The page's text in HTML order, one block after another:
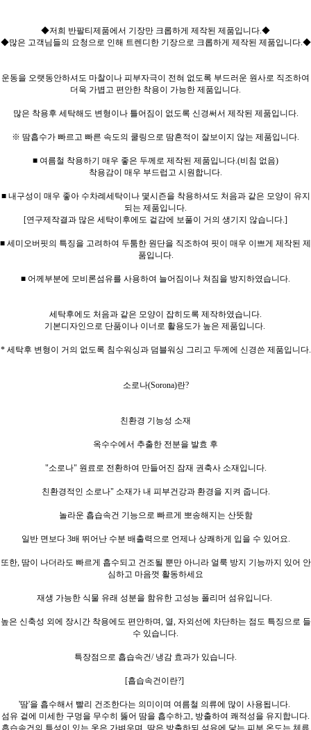
◆저희 반팔티제품에서 기장만 크롭하게 제작된 제품입니다.◆
◆많은 고객님들의 요청으로 인해 트렌디한 기장으로 크롭하게 제작된 제품입니다.◆
운동을 오랫동안하셔도 마찰이나 피부자극이 전혀 없도록 부드러운 원사로 직조하여
더욱 가볍고 편안한 착용이 가능한 제품입니다.
많은 착용후 세탁해도 변형이나 틀어짐이 없도록 신경써서 제작된 제품입니다.
※ 땀흡수가 빠르고 빠른 속도의 쿨링으로 땀흔적이 잘보이지 않는 제품입니다.
■ 여름철 착용하기 매우 좋은 두께로 제작된 제품입니다.(비침 없음)
착용감이 매우 부드럽고 시원합니다.
■ 내구성이 매우 좋아 수차례세탁이나 몇시즌을 착용하셔도 처음과 같은 모양이 유지
되는 제품입니다.
[연구제작결과 많은 세탁이후에도 겉감에 보풀이 거의 생기지 않습니다.]
■ 세미오버핏의 특징을 고려하여 두툼한 원단을 직조하여 핏이 매우 이쁘게 제작된 제
품입니다.
■ 어께부분에 모비론섬유를 사용하여 늘어짐이나 쳐짐을 방지하였습니다.
세탁후에도 처음과 같은 모양이 잡히도록 제작하였습니다.
기본디자인으로 단품이나 이너로 활용도가 높은 제품입니다.
* 세탁후 변형이 거의 없도록 침수워싱과 덤블워싱 그리고 두께에 신경쓴 제품입니다.
소로나(Sorona)란?
친환경 기능성 소재
옥수수에서 추출한 전분을 발효 후
"소로나" 원료로 전환하여 만들어진 잠재 권축사 소재입니다.
친환경적인 소로나" 소재가 내 피부건강과 환경을 지켜 줍니다.
놀라운 흡습속건 기능으로 빠르게 뽀송해지는 산뜻함
일반 면보다 3배 뛰어난 수분 배출력으로 언제나 상쾌하게 입을 수 있어요.
또한, 땀이 나더라도 빠르게 흡수되고 건조될 뿐만 아니라 얼룩 방지 기능까지 있어 안
심하고 마음껏 활동하세요
재생 가능한 식물 유래 성분을 함유한 고성능 폴리머 섬유입니다.
높은 신축성 외에 장시간 착용에도 편안하며, 열, 자외선에 차단하는 점도 특징으로 들
수 있습니다.
특장점으로 흡습속건/ 냉감 효과가 있습니다.
[흡습속건이란?]
'땀'을 흡수해서 빨리 건조한다는 의미이며 여름철 의류에 많이 사용됩니다.
섬유 겉에 미세한 구멍을 무수히 뚫어 땀을 흡수하고, 방출하여 쾌적성을 유지합니다.
흡습속건의 특성이 있는 옷은 가벼우며, 땀은 방출하되 섬유에 닿는 피부 온도는 체류